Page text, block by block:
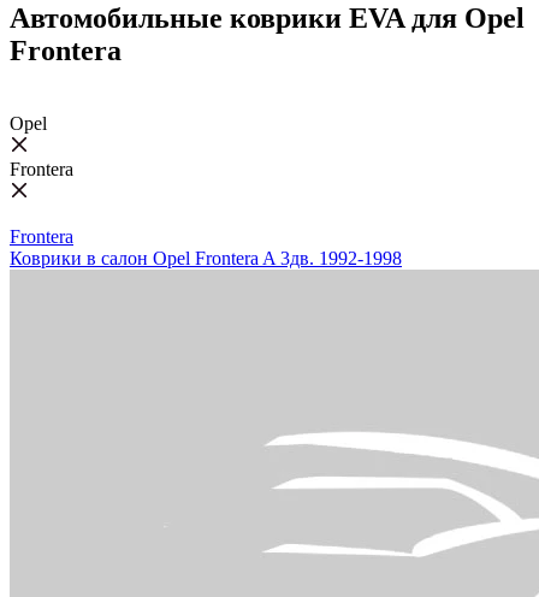
Автомобильные коврики EVA для Opel
Frontera
Opel
Frontera
Frontera
Коврики в салон Opel Frontera A 3дв. 1992-1998